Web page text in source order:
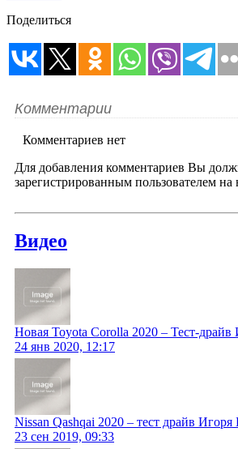
Поделиться
Комментарии
Комментариев нет
Для добавления комментариев Вы
зарегистрированным пользователем
Видео
Новая Toyota Corolla 2020 – Тест-драйв
24 янв 2020, 12:17
Nissan Qashqai 2020 – тест драйв Игоря
23 сен 2019, 09:33